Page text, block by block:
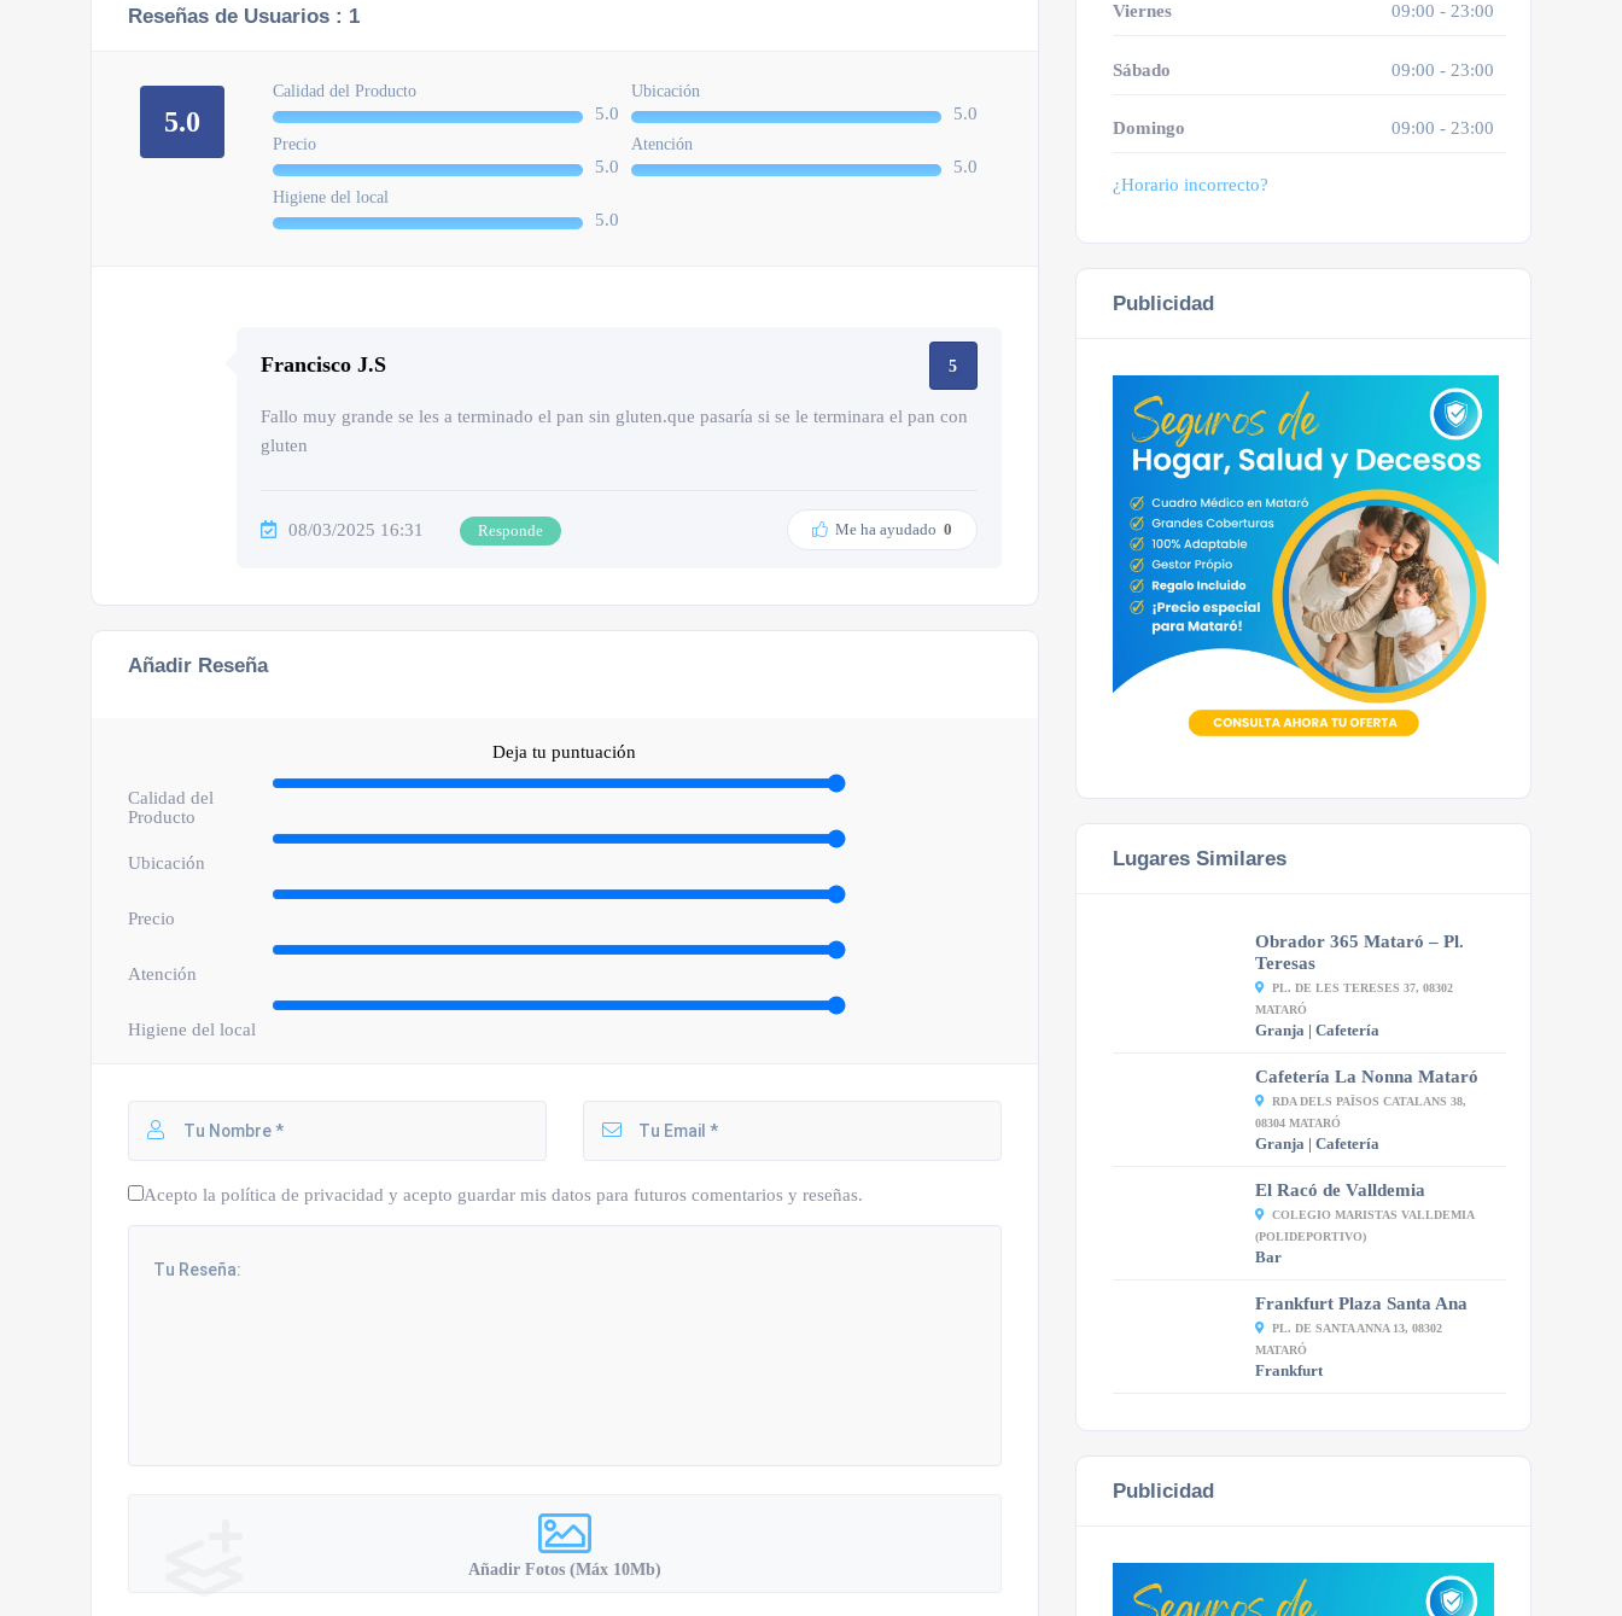
Reseñas de Usuarios : 1
5.0
Calidad del Producto
5.0
Ubicación
5.0
Precio
5.0
Atención
5.0
Higiene del local
5.0
Francisco J.S 5
Fallo muy grande se les a terminado el pan sin gluten.que pasaría si se le terminara el pan con
gluten
08/03/2025 16:31 Responde Me ha ayudado 0
Añadir Reseña
Deja tu puntuación
Calidad del
Producto
Ubicación
Precio
Atención
Higiene del local
Acepto la política de privacidad y acepto guardar mis datos para futuros comentarios y reseñas.
Añadir Fotos (Máx 10Mb)
Viernes 09:00 - 23:00
Sábado 09:00 - 23:00
Domingo 09:00 - 23:00
¿Horario incorrecto?
Publicidad
Lugares Similares
Obrador 365 Mataró – Pl.
Teresas
PL. DE LES TERESES 37, 08302
MATARÓ
Granja | Cafetería
Cafetería La Nonna Mataró
RDA DELS PAÏSOS CATALANS 38,
08304 MATARÓ
Granja | Cafetería
El Racó de Valldemia
COLEGIO MARISTAS VALLDEMIA
(POLIDEPORTIVO)
Bar
Frankfurt Plaza Santa Ana
PL. DE SANTA ANNA 13, 08302
MATARÓ
Frankfurt
Publicidad